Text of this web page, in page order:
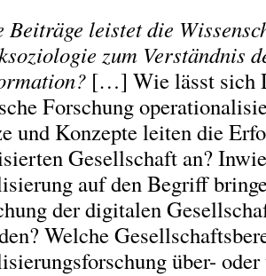
Beiträge leistet die
zum Verständnis
[…] Wie lässt sich
Forschung
und Konzepte leiten die
Gesellschaft an?
auf den Begriff
der digitalen
Welche
über-